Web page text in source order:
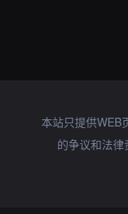
本站只提供WEB
的争议和法